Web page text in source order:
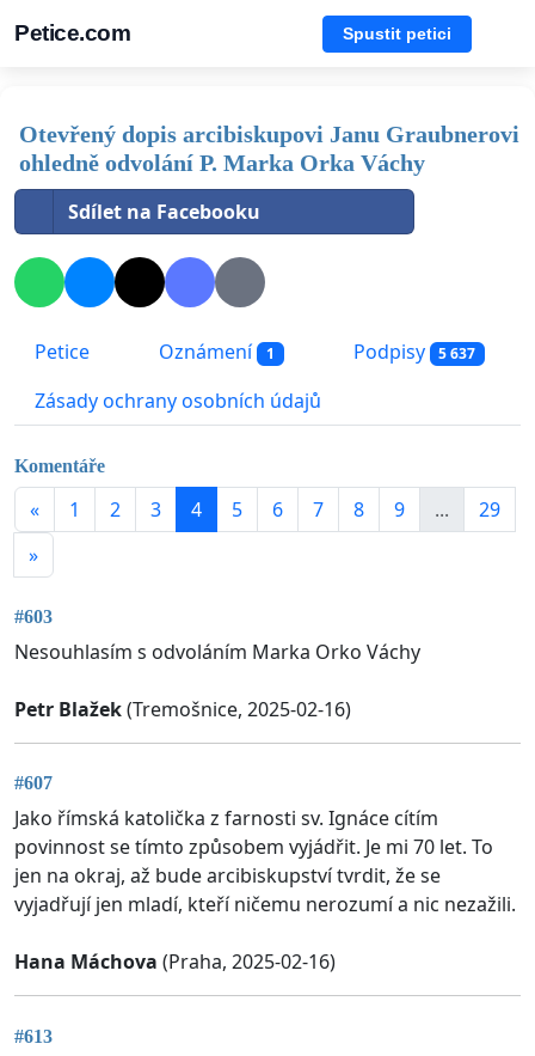
Petice.com Spustit petici
Otevřený dopis arcibiskupovi Janu Graubnerovi
ohledně odvolání P. Marka Orka Váchy
Sdílet na Facebooku
Petice Oznámení 1 Podpisy 5 637
Zásady ochrany osobních údajů
Komentáře
« 1 2 3 4 5 6 7 8 9 ...
29
»
#603
Nesouhlasím s odvoláním Marka Orko Váchy
Petr Blažek(Tremošnice, 2025-02-16)
#607
Jako římská katolička z farnosti sv. Ignáce cítím
povinnost se tímto způsobem vyjádřit. Je mi 70 let. To
jen na okraj, až bude arcibiskupství tvrdit, že se
vyjadřují jen mladí, kteří ničemu nerozumí a nic nezažili.
Hana Máchova (Praha, 2025-02-16)
#613